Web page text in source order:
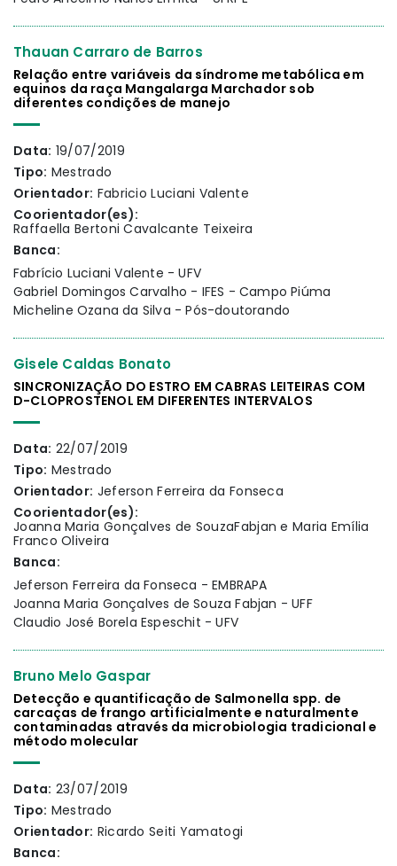
Thauan Carraro de Barros
Relação entre variáveis da síndrome metabólica em
equinos da raça Mangalarga Marchador sob
diferentes condições de manejo
Data: 19/07/2019
Tipo: Mestrado
Orientador: Fabricio Luciani Valente
Coorientador(es):
Raffaella Bertoni Cavalcante Teixeira
Banca:
Fabrício Luciani Valente - UFV
Gabriel Domingos Carvalho - IFES - Campo Piúma
Micheline Ozana da Silva - Pós-doutorando
Gisele Caldas Bonato
SINCRONIZAÇÃO DO ESTRO EM CABRAS LEITEIRAS COM
D-CLOPROSTENOL EM DIFERENTES INTERVALOS
Data: 22/07/2019
Tipo: Mestrado
Orientador: Jeferson Ferreira da Fonseca
Coorientador(es):
Joanna Maria Gonçalves de SouzaFabjan e Maria Emília
Franco Oliveira
Banca:
Jeferson Ferreira da Fonseca - EMBRAPA
Joanna Maria Gonçalves de Souza Fabjan - UFF
Claudio José Borela Espeschit - UFV
Bruno Melo Gaspar
Detecção e quantificação de Salmonella spp. de
carcaças de frango artificialmente e naturalmente
contaminadas através da microbiologia tradicional e
método molecular
Data: 23/07/2019
Tipo: Mestrado
Orientador: Ricardo Seiti Yamatogi
Banca: